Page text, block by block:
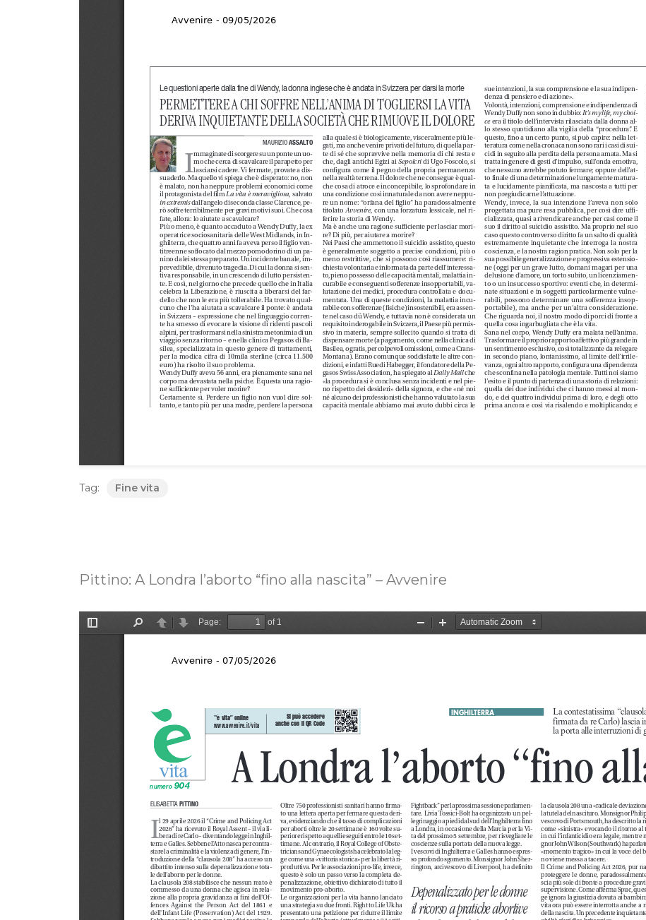
Tag: Fine vita
Pittino: A Londra l’aborto “fino alla nascita” – Avvenire